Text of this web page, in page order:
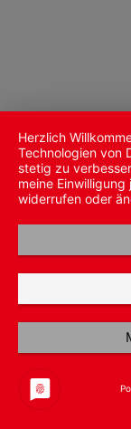
Herzlich
Technologien von
stetig zu
meine
widerrufen oder